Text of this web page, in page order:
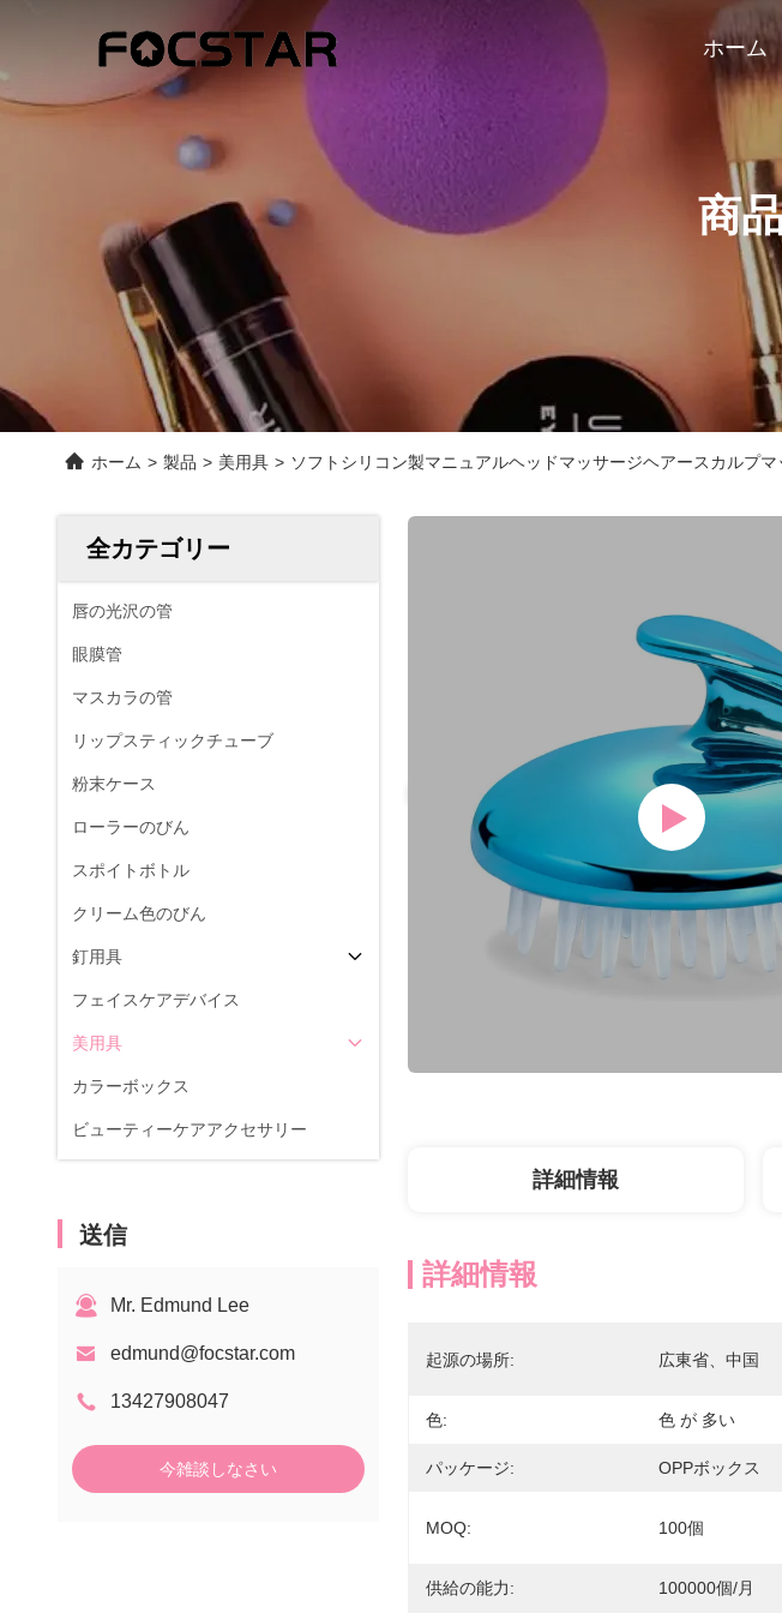
ホーム
商
ホーム > 製品 > 美用具 > ソフトシリコン製マニュアルヘッドマッサージヘアースカルプ
全カテゴリー
唇の光沢の管
眼膜管
マスカラの管
リップスティックチューブ
粉末ケース
ローラーのびん
スポイトボトル
クリーム色のびん
釘用具
フェイスケアデバイス
美用具
カラーボックス
ビューティーケアアクセサリー
送信
Mr. Edmund Lee
edmund@focstar.com
13427908047
今雑談しなさい
詳細情報
詳細情報
起源の場所: 広東省、中国
色: 色 が 多い
パッケージ: OPPボックス
MOQ: 100個
供給の能力: 100000個/月